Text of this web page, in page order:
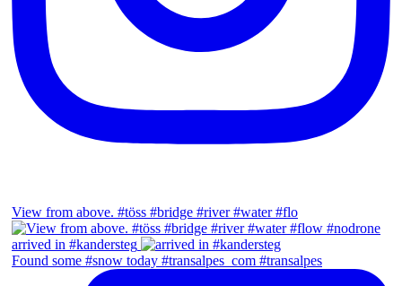
View from above. #töss #bridge #river #water #flo
arrived in #kandersteg
Found some #snow today #transalpes_com #transalpes